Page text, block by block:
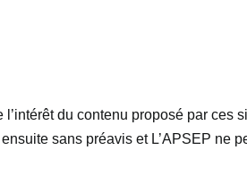
du contenu proposé par ces
sans préavis et L’APSEP ne